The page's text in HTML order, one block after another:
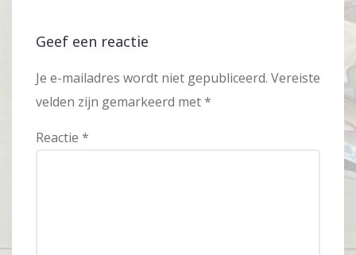
Geef een reactie
Je e-mailadres wordt niet gepubliceerd. Vereiste
velden zijn gemarkeerd met*
Reactie *